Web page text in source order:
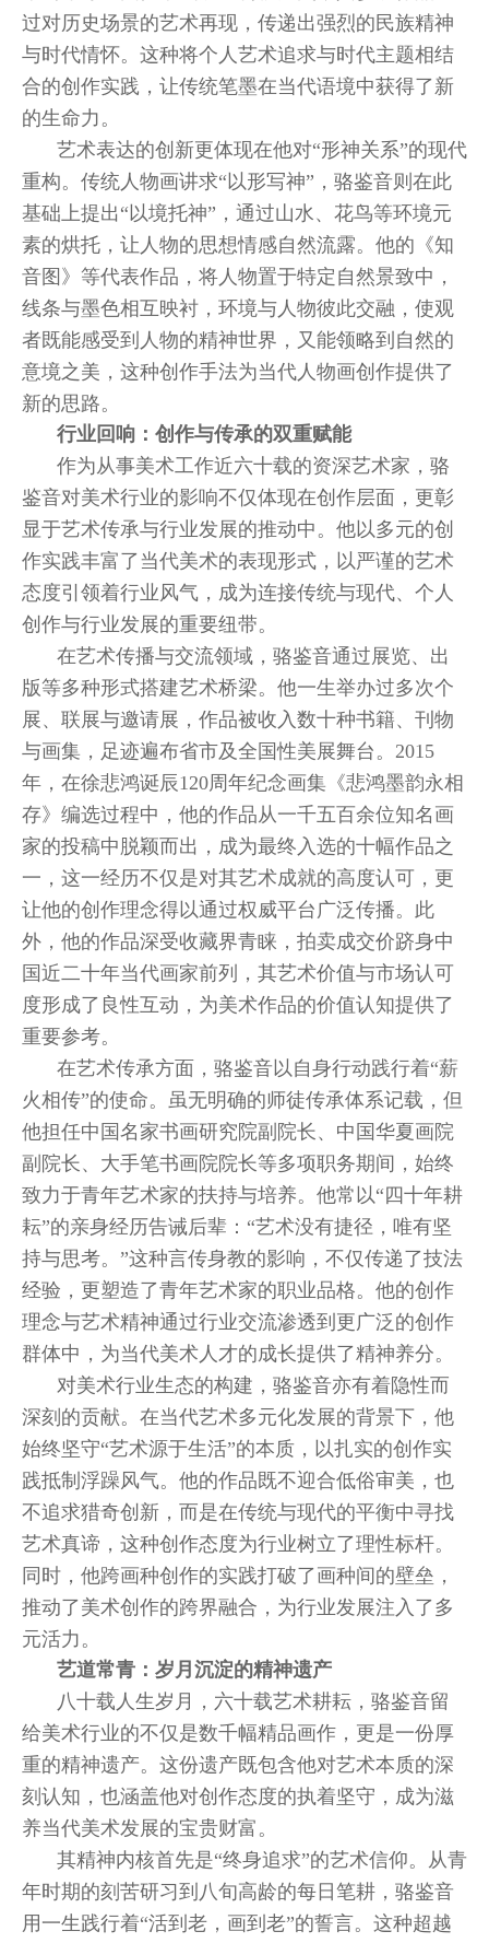
过对历史场景的艺术再现，传递出强烈的民族精神
与时代情怀。这种将个人艺术追求与时代主题相结
合的创作实践，让传统笔墨在当代语境中获得了新
的生命力。
艺术表达的创新更体现在他对“形神关系”的现代
重构。传统人物画讲求“以形写神”，骆鉴音则在此
基础上提出“以境托神”，通过山水、花鸟等环境元
素的烘托，让人物的思想情感自然流露。他的《知
音图》等代表作品，将人物置于特定自然景致中，
线条与墨色相互映衬，环境与人物彼此交融，使观
者既能感受到人物的精神世界，又能领略到自然的
意境之美，这种创作手法为当代人物画创作提供了
新的思路。
行业回响：创作与传承的双重赋能
作为从事美术工作近六十载的资深艺术家，骆
鉴音对美术行业的影响不仅体现在创作层面，更彰
显于艺术传承与行业发展的推动中。他以多元的创
作实践丰富了当代美术的表现形式，以严谨的艺术
态度引领着行业风气，成为连接传统与现代、个人
创作与行业发展的重要纽带。
在艺术传播与交流领域，骆鉴音通过展览、出
版等多种形式搭建艺术桥梁。他一生举办过多次个
展、联展与邀请展，作品被收入数十种书籍、刊物
与画集，足迹遍布省市及全国性美展舞台。2015
年，在徐悲鸿诞辰120周年纪念画集《悲鸿墨韵永相
存》编选过程中，他的作品从一千五百余位知名画
家的投稿中脱颖而出，成为最终入选的十幅作品之
一，这一经历不仅是对其艺术成就的高度认可，更
让他的创作理念得以通过权威平台广泛传播。此
外，他的作品深受收藏界青睐，拍卖成交价跻身中
国近二十年当代画家前列，其艺术价值与市场认可
度形成了良性互动，为美术作品的价值认知提供了
重要参考。
在艺术传承方面，骆鉴音以自身行动践行着“薪
火相传”的使命。虽无明确的师徒传承体系记载，但
他担任中国名家书画研究院副院长、中国华夏画院
副院长、大手笔书画院院长等多项职务期间，始终
致力于青年艺术家的扶持与培养。他常以“四十年耕
耘”的亲身经历告诫后辈：“艺术没有捷径，唯有坚
持与思考。”这种言传身教的影响，不仅传递了技法
经验，更塑造了青年艺术家的职业品格。他的创作
理念与艺术精神通过行业交流渗透到更广泛的创作
群体中，为当代美术人才的成长提供了精神养分。
对美术行业生态的构建，骆鉴音亦有着隐性而
深刻的贡献。在当代艺术多元化发展的背景下，他
始终坚守“艺术源于生活”的本质，以扎实的创作实
践抵制浮躁风气。他的作品既不迎合低俗审美，也
不追求猎奇创新，而是在传统与现代的平衡中寻找
艺术真谛，这种创作态度为行业树立了理性标杆。
同时，他跨画种创作的实践打破了画种间的壁垒，
推动了美术创作的跨界融合，为行业发展注入了多
元活力。
艺道常青：岁月沉淀的精神遗产
八十载人生岁月，六十载艺术耕耘，骆鉴音留
给美术行业的不仅是数千幅精品画作，更是一份厚
重的精神遗产。这份遗产既包含他对艺术本质的深
刻认知，也涵盖他对创作态度的执着坚守，成为滋
养当代美术发展的宝贵财富。
其精神内核首先是“终身追求”的艺术信仰。从青
年时期的刻苦研习到八旬高龄的每日笔耕，骆鉴音
用一生践行着“活到老，画到老”的誓言。这种超越